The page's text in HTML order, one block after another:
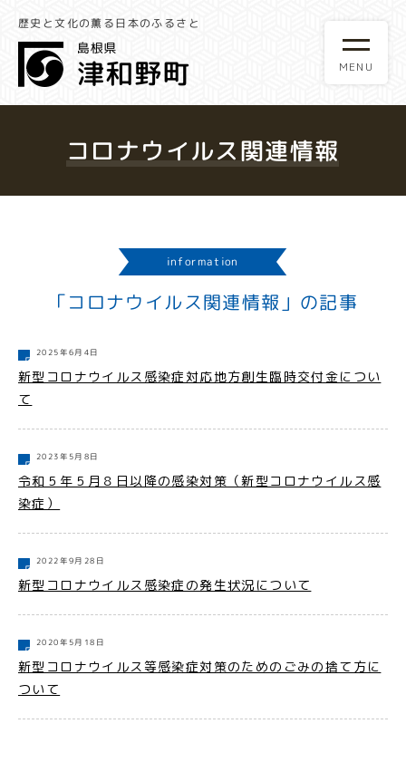
歴史と文化の薫る日本のふるさと
コロナウイルス関連情報
information
「コロナウイルス関連情報」の記事
2025年6月4日
新型コロナウイルス感染症対応地方創生臨時交付金につい
て
2023年5月8日
令和５年５月８日以降の感染対策（新型コロナウイルス感
染症）
2022年9月28日
新型コロナウイルス感染症の発生状況について
2020年5月18日
新型コロナウイルス等感染症対策のためのごみの捨て方に
ついて